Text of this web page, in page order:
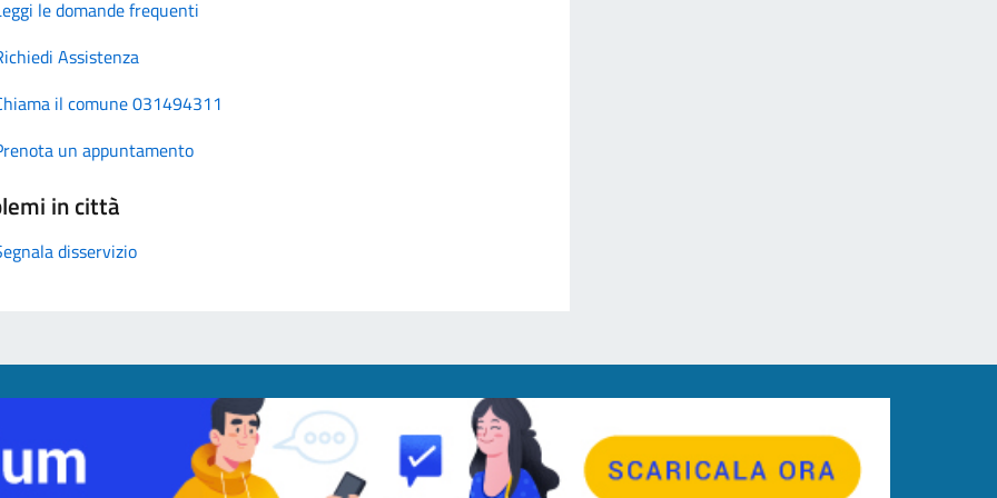
le domande frequenti
Assistenza
il comune 031494311
un appuntamento
in città
disservizio